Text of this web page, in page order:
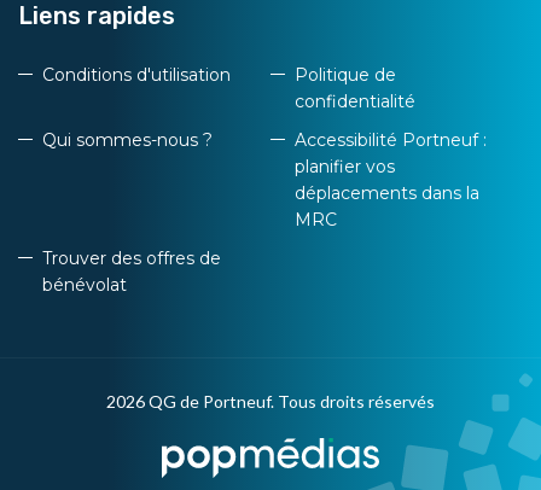
Liens rapides
Conditions d'utilisation
Politique de
confidentialité
Qui sommes-nous ?
Accessibilité Portneuf :
planifier vos
déplacements dans la
MRC
Trouver des offres de
bénévolat
2026 QG de Portneuf. Tous droits réservés